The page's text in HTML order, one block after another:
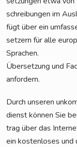
schrei­bun­gen im
fügt über ein
set­zern für alle
Sprachen.
Über­set­zung und
anfordern.
Durch unse­ren
dienst kön­nen Sie
trag über das
ein kos­ten­lo­ses und